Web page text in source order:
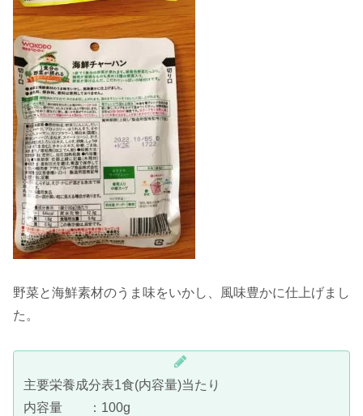
野菜と海鮮素材のうま味をいかし、風味豊かに仕上げまし
た。
主要栄養成分表1食(内容量)当たり
内容量 ：100g